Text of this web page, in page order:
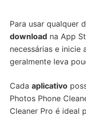
Para usar qualquer
download na App
necessárias e inicie
geralmente leva
Cada aplicativo
Photos Phone
Cleaner Pro é ideal